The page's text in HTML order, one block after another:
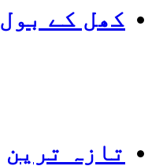
کھل کے بول
تازہ ترین